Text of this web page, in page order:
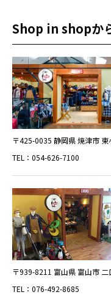
Shop in shopか
〒425-0035 静岡県 焼津市 東
TEL：054-626-7100
〒939-8211 富山県 富山市 二
TEL：076-492-8685